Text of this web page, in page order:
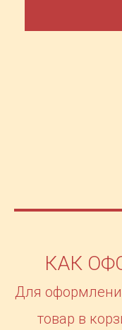
КАК
Для
товар в